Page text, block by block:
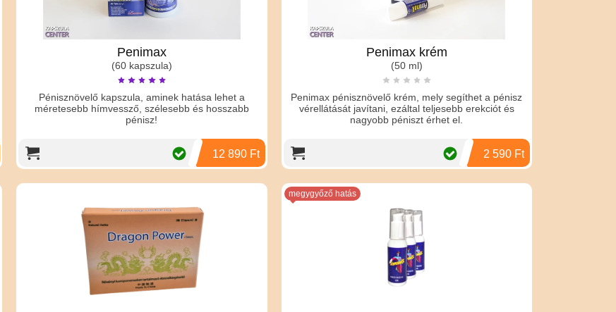
Penimax
(60 kapszula)
Pénisznövelő kapszula, aminek hatása lehet a
méretesebb hímvessző, szélesebb és hosszabb
pénisz!
12 890 Ft
Penimax krém
(50 ml)
Penimax pénisznövelő krém, mely segíthet a pénisz
vérellátását javítani, ezáltal teljesebb erekciót és
nagyobb péniszt érhet el.
2 590 Ft
megygyőző hatás